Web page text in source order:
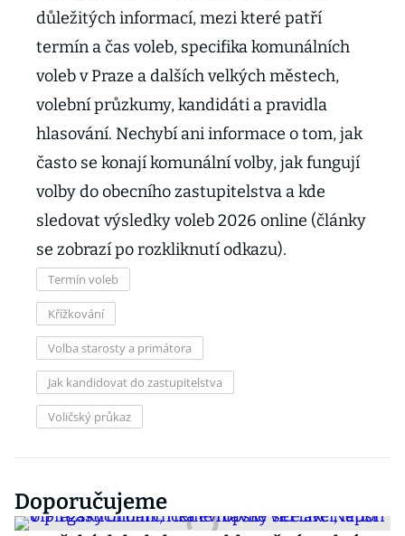
důležitých informací, mezi které patří
termín a čas voleb, specifika komunálních
voleb v Praze a dalších velkých městech,
volební průzkumy, kandidáti a pravidla
hlasování. Nechybí ani informace o tom, jak
často se konají komunální volby, jak fungují
volby do obecního zastupitelstva a kde
sledovat výsledky voleb 2026 online (články
se zobrazí po rozkliknutí odkazu).
Termín voleb
Křížkování
Volba starosty a primátora
Jak kandidovat do zastupitelstva
Voličský průkaz
Doporučujeme